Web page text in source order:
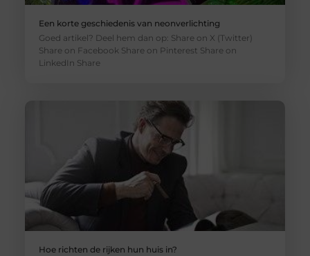
Een korte geschiedenis van neonverlichting
Goed artikel? Deel hem dan op: Share on X (Twitter)
Share on Facebook Share on Pinterest Share on
LinkedIn Share
Hoe richten de rijken hun huis in?